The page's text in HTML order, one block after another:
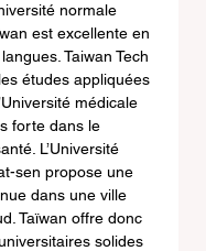
normale
est excellente en
Taiwan Tech
études appliquées
médicale
forte dans le
L’Université
sen propose une
dans une ville
Taïwan offre donc
solides